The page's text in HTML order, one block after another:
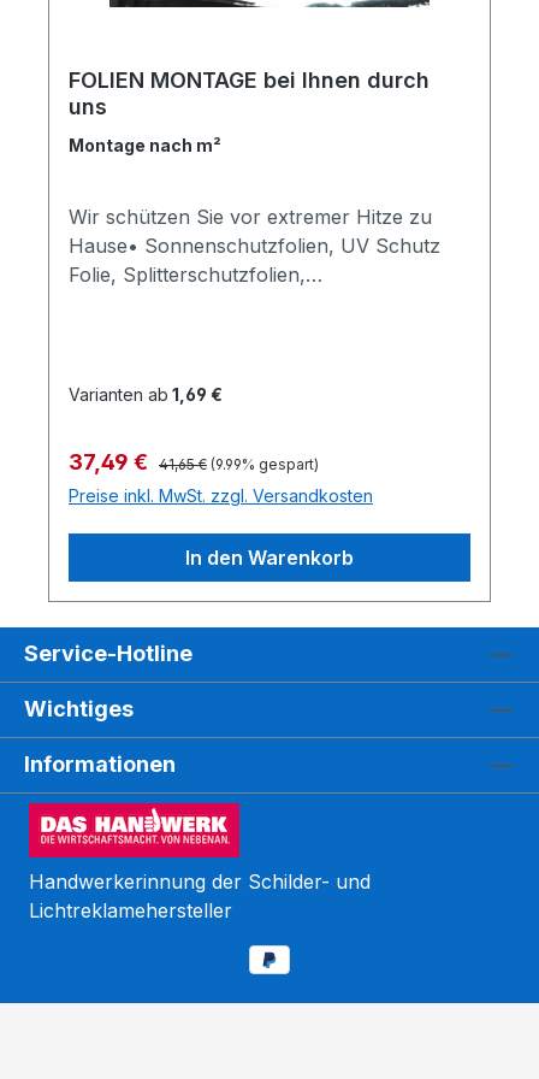
Folientechnik gibt es hier: >>> zur INFO
FOLIEN MONTAGE bei Ihnen durch
uns
Montage nach m²
Wir schützen Sie vor extremer Hitze zu
Hause• Sonnenschutzfolien, UV Schutz
Folie, Splitterschutzfolien,
€ je Quadratmeter • durch unser Montage
auch unter schwersten Bedingungen die
Sonnenschutzfolien, Vogelschutzfolien,
Sichtschutzfolien in Sachsen und
Deutschland. Bitte fragen Sie uns an.
Werbetechniker = 1,42 €/km • BITTE
wählen Sie beides aus: KILOMETER on
Dresden zu Ihnen und die MONTAGE
Arbeitszeit !!! -> Viele Referenzen von
Folienmontagen, Folientechniken,
Montageservice oder Autofolierungsarbeite
n, Car Wrapping, Fensterfolierungen,
Werbetechniker, Beschriftungen aller Art
finden Sie hier -> >> Referenzen
Folientechnik <<
Varianten ab 1,69 €
Verkaufspreis:
37,49 € Regulärer Preis:
41,65 € (9.99% gespart)
Preise inkl. MwSt. zzgl. Versandkosten
In den Warenkorb
Service-Hotline
Wichtiges
Informationen
Handwerkerinnung der Schilder- und
Lichtreklamehersteller
98
%
SEHR GUT